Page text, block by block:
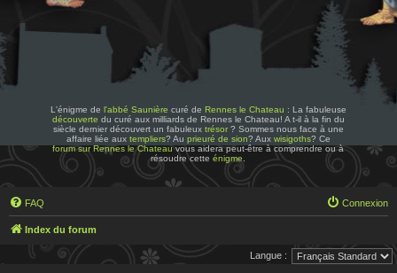
L'énigme de l'abbé Saunière curé de Rennes le Chateau : La fabuleuse
découverte du curé aux milliards de Rennes le Chateau! A t-il à la fin du
siècle dernier découvert un fabuleux trésor? Sommes nous face à une
affaire liée aux templiers? Au prieuré de sion? Aux wisigoths? Ce
forum sur Rennes le Chateauvous aidera peut-être à comprendre ou à
résoudre cetteénigme
FAQ Connexion
Index du forum
Langue :